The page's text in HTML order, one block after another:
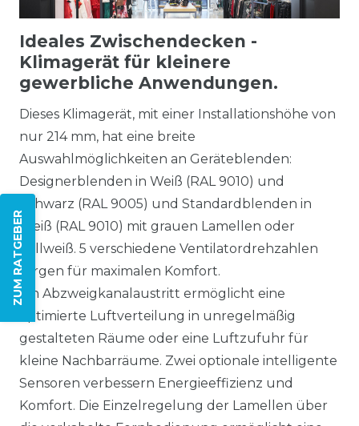
ZUM RATGEBER
Ideales Zwischendecken -
Klimagerät für kleinere
gewerbliche Anwendungen.
Dieses Klimagerät, mit einer Installationshöhe von
nur 214 mm, hat eine breite
Auswahlmöglichkeiten an Geräteblenden:
Designerblenden in Weiß (RAL 9010) und
Schwarz (RAL 9005) und Standardblenden in
Weiß (RAL 9010) mit grauen Lamellen oder
Vollweiß. 5 verschiedene Ventilatordrehzahlen
sorgen für maximalen Komfort.
Ein Abzweigkanalaustritt ermöglicht eine
optimierte Luftverteilung in unregelmäßig
gestalteten Räume oder eine Luftzufuhr für
kleine Nachbarräume. Zwei optionale intelligente
Sensoren verbessern Energieeffizienz und
Komfort. Die Einzelregelung der Lamellen über